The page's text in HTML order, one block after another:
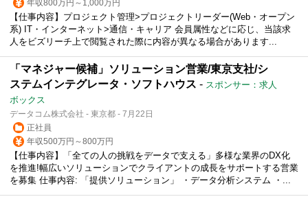
年収800万円～1,000万円
【仕事内容】プロジェクト管理>プロジェクトリーダー(Web・オープン
系) IT・インターネット>通信・キャリア 会員属性などに応じ、当該求
人をビズリーチ上で閲覧された際に内容が異なる場合があります...
「マネジャー候補」ソリューション営業/東京支社/シ
ステムインテグレータ・ソフトハウス - スポンサー：求人
ボックス
データコム株式会社 - 東京都 - 7月22日
正社員
年収500万円～800万円
【仕事内容】「全ての人の挑戦をデータで支える」多様な業界のDX化
を推進!幅広いソリューションでクライアントの成長をサポートする営業
を募集 仕事内容: 「提供ソリューション」 ・データ分析システム ・...